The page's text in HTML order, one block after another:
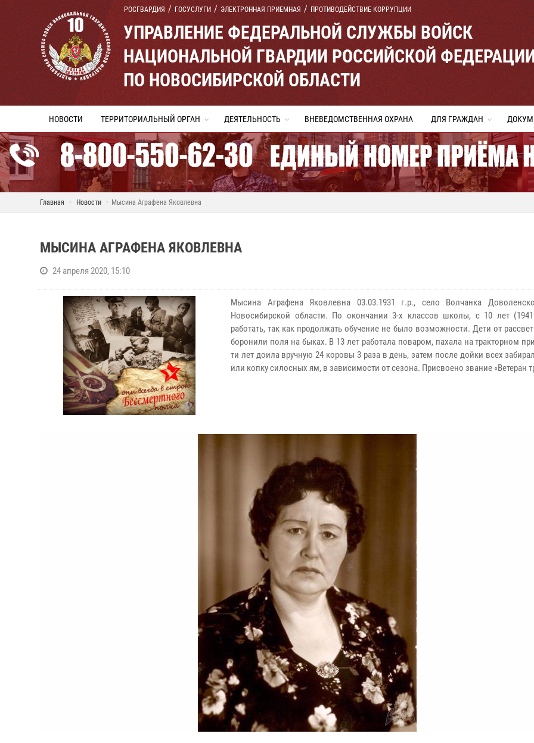
РОСГВАРДИЯ ГОСУСЛУГИ ЭЛЕКТРОННАЯ ПРИЕМНАЯ ПРОТИВОДЕЙСТВИЕ КОРРУПЦИИ
УПРАВЛЕНИЕ ФЕДЕРАЛЬНОЙ СЛУЖБЫ ВОЙСК
НАЦИОНАЛЬНОЙ ГВАРДИИ РОССИЙСКОЙ
ПО НОВОСИБИРСКОЙ ОБЛАСТИ
НОВОСТИ ТЕРРИТОРИАЛЬНЫЙ ОРГАН ДЕЯТЕЛЬНОСТЬ ВНЕВЕДОМСТВЕННАЯ ОХРАНА ДЛЯ ГРАЖДАН
Главная Новости Мысина Аграфена Яковлевна
МЫСИНА АГРАФЕНА ЯКОВЛЕВНА
24 апреля 2020, 15:10
Мысина Аграфена Яковлевна 03.03.1931 г.р., село Волчанка
Новосибирской области. По окончании 3-х классов школы, с 10 лет
работать, так как продолжать обучение не было возможности. Дети от
боронили поля на быках. В 13 лет работала поваром, пахала на тракторном
ти лет доила вручную 24 коровы 3 раза в день, затем после дойки всех
или копку силосных ям, в зависимости от сезона. Присвоено звание «Ветеран